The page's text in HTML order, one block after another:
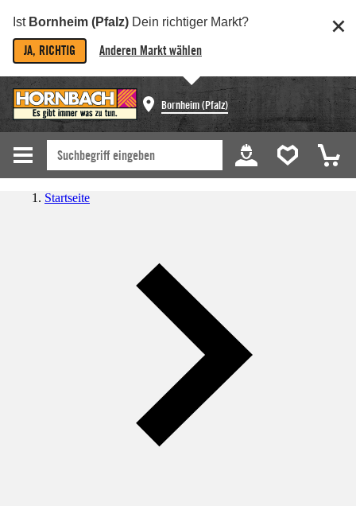
Ist Bornheim (Pfalz) Dein richtiger Markt?
JA, RICHTIG Anderen Markt wählen
Bornheim (Pfalz)
Startseite